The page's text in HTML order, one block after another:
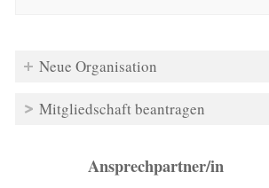
Neue Organisation
Mitgliedschaft beantragen
Ansprechpartner/in